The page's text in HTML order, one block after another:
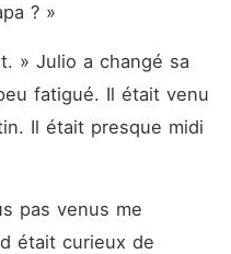
? »
» Julio a changé sa
fatigué. Il était venu
Il était presque midi
pas venus me
était curieux de